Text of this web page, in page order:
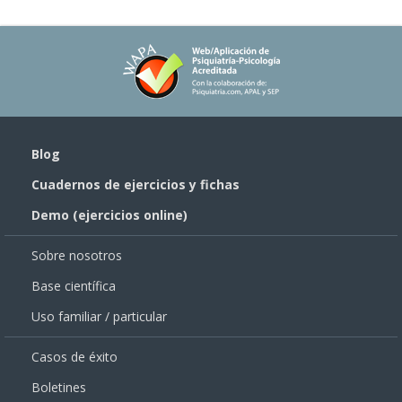
Blog
Cuadernos de ejercicios y fichas
Demo (ejercicios online)
Sobre nosotros
Base científica
Uso familiar / particular
Casos de éxito
Boletines